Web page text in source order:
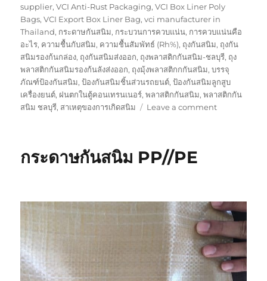
supplier,VCI Anti-Rust Packaging,VCI Box Liner Poly
Bags,VCI Export Box Liner Bag,vci manufacturer in
Thailand, กระดาษกันสนิม, กระบวนการควบแน่น, การควบแน่นคือ
อะไร, ความชื้นกับสนิม, ความชื้นสัมพัทธ์ (Rh%), ถุงกันสนิม, ถุงกัน
สนิมรองก้นกล่อง, ถุงกันสนิมส่งออก, ถุงพลาสติกกันสนิม-ชลบุรี, ถุง
พลาสติกกันสนิมรองก้นลังส่งออก, ถุงมุ้งพลาสติกกกันสนิม,บรรจุ
ภัณฑ์ป้องกันสนิม,ป้องกันสนิมชิ้นส่วนรถยนต์,ป้องกันสนิมลูกสูบ
เครื่องยนต์, ฝนตกในตู้คอนเทรนเนอร์,พลาสติกกันสนิม,พลาสติกกัน
สนิม ชลบุรี, สาเหตุของการเกิดสนิม Leave a commenton
กระดาษกันสนิม PP//PE